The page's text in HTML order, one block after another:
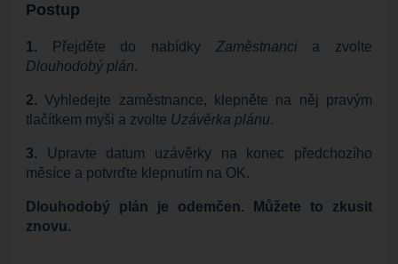
Postup
1. Přejděte do nabídky Zaměstnancia zvolte
Dlouhodobý plán.
2. Vyhledejte zaměstnance, klepněte na něj pravým
tlačítkem myši a zvolte Uzávěrka plánu.
3. Upravte datum uzávěrky na konec předchozího
měsíce a potvrďte klepnutím na OK.
Dlouhodobý plán je odemčen. Můžete to zkusit
znovu.